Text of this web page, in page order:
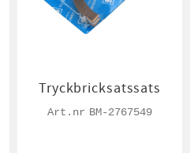
Tryckbricksatssats
BM-2767549